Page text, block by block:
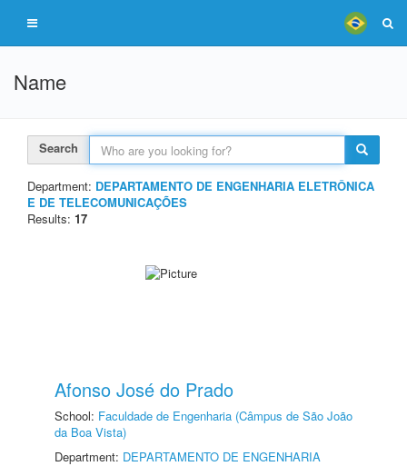
Name
Search
Department: DEPARTAMENTO DE ENGENHARIA ELETRÔNICA
E DE TELECOMUNICAÇÕES
Results: 17
Afonso José do Prado
School: Faculdade de Engenharia (Câmpus de São João
da Boa Vista)
Department: DEPARTAMENTO DE ENGENHARIA